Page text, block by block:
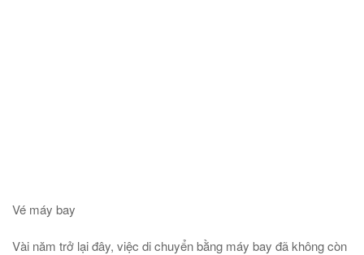
Vé máy bay
Vài năm trở lại đây, việc di chuyển bằng máy bay đã không còn